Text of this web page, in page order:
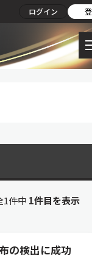
ログイン
1件中 1件目を表示
の検出に成功